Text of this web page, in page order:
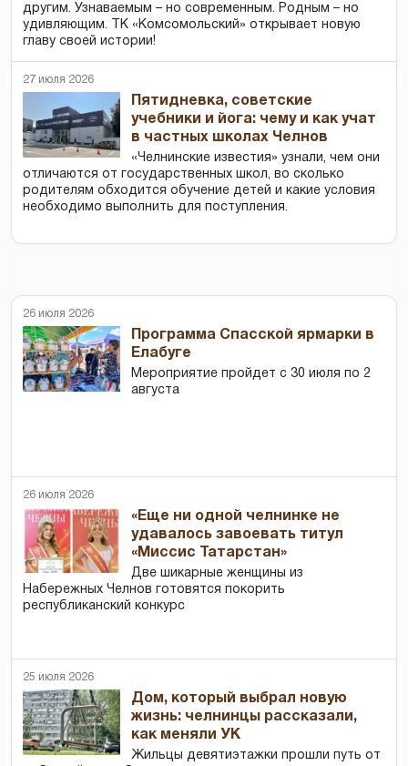
другим. Узнаваемым – но современным. Родным – но
удивляющим. ТК «Комсомольский» открывает новую
главу своей истории!
27 июля 2026
Пятидневка, советские
учебники и йога: чему и как учат
в частных школах Челнов
«Челнинские известия» узнали, чем они
отличаются от государственных школ, во сколько
родителям обходится обучение детей и какие условия
необходимо выполнить для поступления.
26 июля 2026
Программа Спасской ярмарки в
Елабуге
Мероприятие пройдет с 30 июля по 2
августа
26 июля 2026
«Еще ни одной челнинке не
удавалось завоевать титул
«Миссис Татарстан»
Две шикарные женщины из
Набережных Челнов готовятся покорить
республиканский конкурс
25 июля 2026
Дом, который выбрал новую
жизнь: челнинцы рассказали,
как меняли УК
Жильцы девятиэтажки прошли путь от